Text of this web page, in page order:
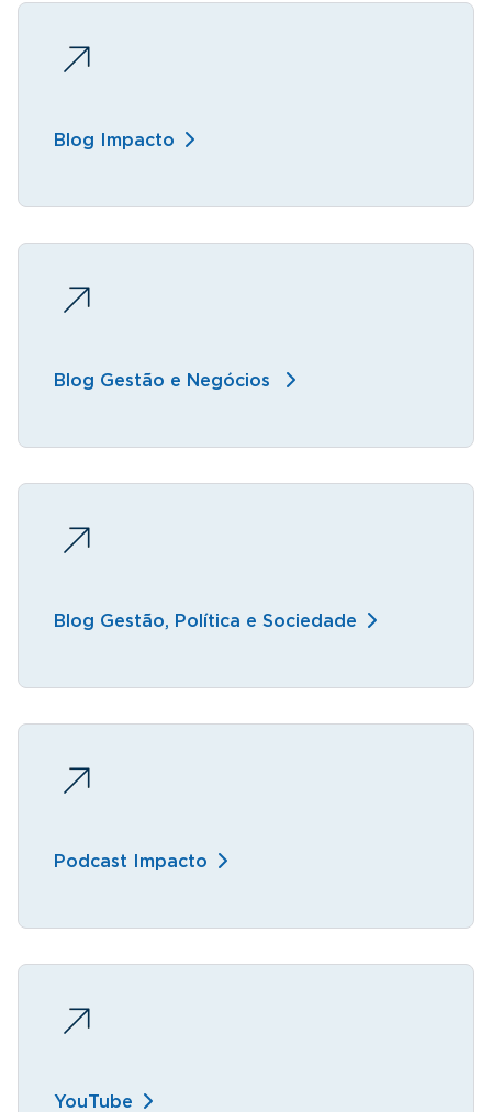
Blog Impacto
Blog Gestão e Negócios
Blog Gestão, Política e Sociedade
Podcast Impacto
YouTube